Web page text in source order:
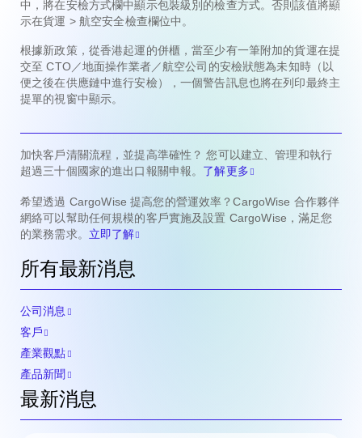
中，將在安檢方式欄中顯示包裝級別的檢查方式。否則該值將顯
示在貨運 > 航空安全檢查欄位中。
根據新政策，從香港起運的併櫃，當至少有一筆附加的貨運在提
交至 CTO／地面操作業者／航空公司的安檢狀態為未知時（以
便之後在供應鏈中進行安檢），一個警告訊息也將在列印最終主
提單的視窗中顯示。
加快客戶清關流程，並提高準確性？ 您可以建立、管理和執行
超過三十個國家的進出口報關申報。 了解更多
希望透過 CargoWise 提高您的營運效率？CargoWise 合作夥伴
網絡可以幫助任何規模的客戶實施及設置 CargoWise，滿足您
的業務需求。 立即了解
所有最新消息
公司消息
客戶
產業觀點
產品新聞
最新消息